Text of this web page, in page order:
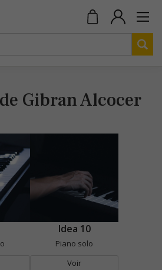
Gibran Alcocer
Idea 10
Piano solo
Voir